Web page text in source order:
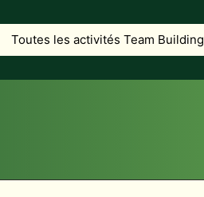
Toutes les activités Team Building